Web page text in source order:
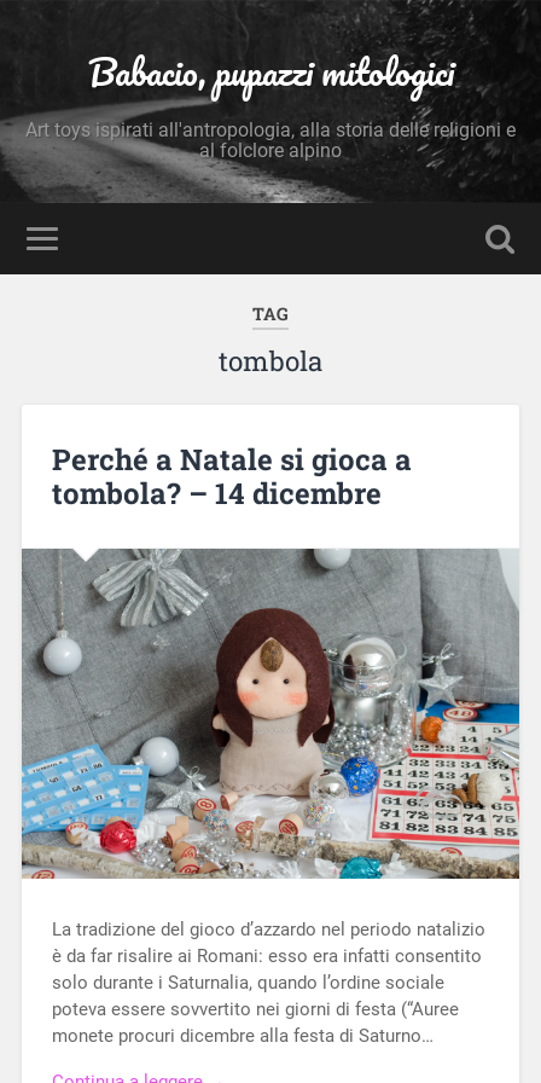
Babacio, pupazzi mitologici
Art toys ispirati all'antropologia, alla storia delle religioni e
al folclore alpino
TAG
tombola
Perché a Natale si gioca a
tombola? – 14 dicembre
La tradizione del gioco d’azzardo nel periodo natalizio
è da far risalire ai Romani: esso era infatti consentito
solo durante i Saturnalia, quando l’ordine sociale
poteva essere sovvertito nei giorni di festa (“Auree
monete procuri dicembre alla festa di Saturno…